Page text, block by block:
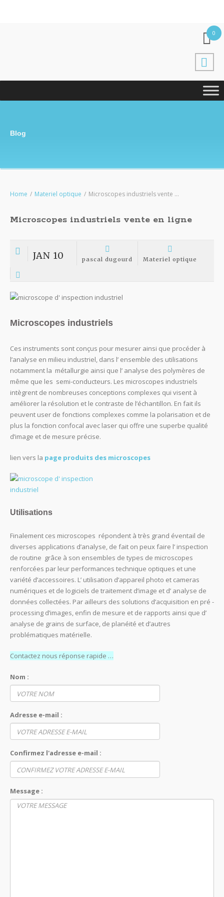
0
Blog
Home / Materiel optique / Microscopes industriels vente ...
Microscopes industriels vente en ligne
JAN 10 pascal dugourd Materiel optique
Microscopes industriels
Ces instruments sont conçus pour mesurer ainsi que procéder à
l’analyse en milieu industriel, dans l’ ensemble des utilisations
notamment la métallurgie ainsi que l’ analyse des polymères de
même que les semi-conducteurs. Les microscopes industriels
intègrent de nombreuses conceptions complexes qui visent à
améliorer la résolution et le contraste de l’échantillon. En fait ils
peuvent user de fonctions complexes comme la polarisation et de
plus la fonction confocal avec laser qui offre une superbe qualité
d’image et de mesure précise.
lien vers la page produits des microscopes
Utilisations
Finalement ces microscopes répondent à très grand éventail de
diverses applications d’analyse, de fait on peux faire l’ inspection
de routine grâce à son ensembles de types de microscopes
renforcées par leur performances technique optiques et une
variété d’accessoires. L’ utilisation d’appareil photo et cameras
numériques et de logiciels de traitement d’image et d’ analyse de
données collectées. Par ailleurs des solutions d’acquisition en pré -
processing d’images, enfin de mesure et de rapports ainsi que d’
analyse de grains de surface, de planéité et d’autres
problématiques matérielle.
Contactez nous réponse rapide …
Nom :
Adresse e-mail :
Confirmez l'adresse e-mail :
Message :